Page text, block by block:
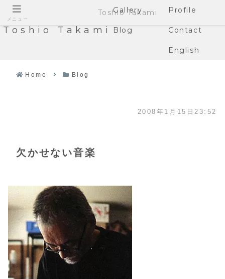
Toshio Takami
Gallery Profile
Blog Contact
English
Home Blog
欠かせない音楽
2008年1月15日23:52
メニュー
Toshio Takami